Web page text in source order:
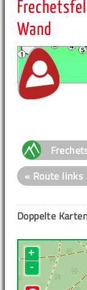
Wand
« Route links
Doppelte
+
-